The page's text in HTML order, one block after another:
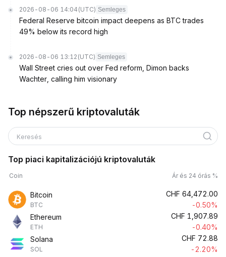
2026-08-06 14:04 (UTC) Semleges
Federal Reserve bitcoin impact deepens as BTC trades
49% below its record high
2026-08-06 13:12 (UTC) Semleges
Wall Street cries out over Fed reform, Dimon backs
Wachter, calling him visionary
Top népszerű kriptovaluták
Keresés
Top piaci kapitalizációjú kriptovaluták
Coin Ár és 24 órás %
Bitcoin
BTC
CHF 64,472.00
-0.50%
Ethereum
ETH
CHF 1,907.89
-0.40%
Solana
SOL
CHF 72.88
-2.20%